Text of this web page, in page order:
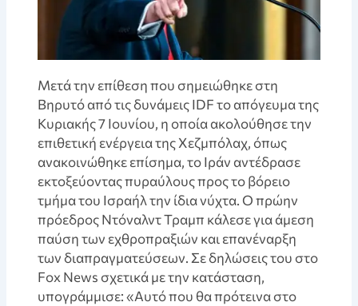
Μετά την επίθεση που σημειώθηκε στη
Βηρυτό από τις δυνάμεις IDF το απόγευμα της
Κυριακής 7 Ιουνίου, η οποία ακολούθησε την
επιθετική ενέργεια της Χεζμπόλαχ, όπως
ανακοινώθηκε επίσημα, το Ιράν αντέδρασε
εκτοξεύοντας πυραύλους προς το βόρειο
τμήμα του Ισραήλ την ίδια νύχτα. Ο πρώην
πρόεδρος Ντόναλντ Τραμπ κάλεσε για άμεση
παύση των εχθροπραξιών και επανέναρξη
των διαπραγματεύσεων. Σε δηλώσεις του στο
Fox News σχετικά με την κατάσταση,
υπογράμμισε: «Αυτό που θα πρότεινα στο